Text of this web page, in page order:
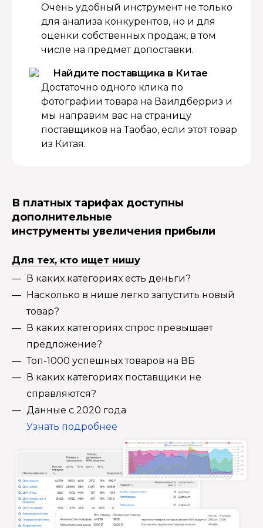
Очень удобный инструмент не только
для анализа конкурентов, но и для
оценки собственных продаж, в том
числе на предмет допоставки.
Найдите поставщика в Китае
Достаточно одного клика по
фотографии товара на Ваилдберриз и
мы направим вас на страницу
поставщиков на Таобао, если этот товар
из Китая.
В платных тарифах доступны
дополнительные
инструменты увеличения прибыли
Для тех, кто ищет нишу
В каких категориях есть деньги?
Насколько в нише легко запустить новый
товар?
В каких категориях спрос превышает
предложение?
Топ-1000 успешных товаров на ВБ
В каких категориях поставщики не
справляются?
Данные с 2020 года
Узнать подробнее